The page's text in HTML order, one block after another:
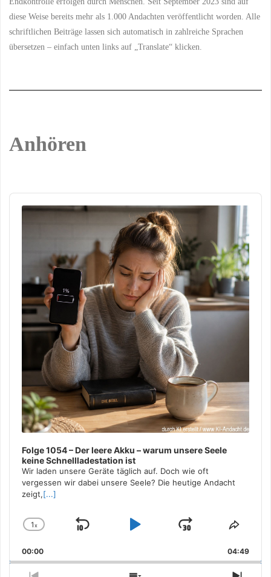
diese Weise bereits mehr als 1.000 Andachten veröffentlicht worden. Alle
schriftlichen Beiträge lassen sich automatisch in zahlreiche Sprachen
übersetzen – einfach unten links auf „Translate“ klicken.
Anhören
Audio
Player
Folge 1054 – Der leere Akku – warum unsere Seele
keine Schnellladestation ist
Wir laden unsere Geräte täglich auf. Doch wie oft
vergessen wir dabei unsere Seele? Die heutige Andacht
zeigt,[...]
Change
Rate
1x
Skip
Play
Jump
Forward
Share
00:00 04:49